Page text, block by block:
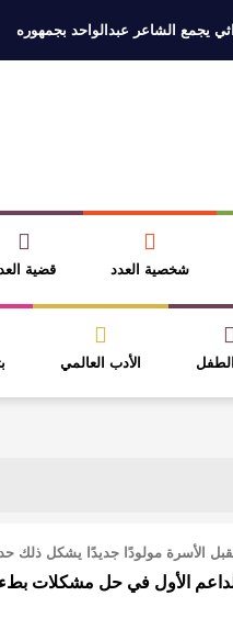
يجمع الشاعر عبدالواحد بجمهوره
شخصية العدد قضية
الأدب العالمي
الأسرة مولودًا جديدًا يشكل ذلك
الأول في حل مشكلات